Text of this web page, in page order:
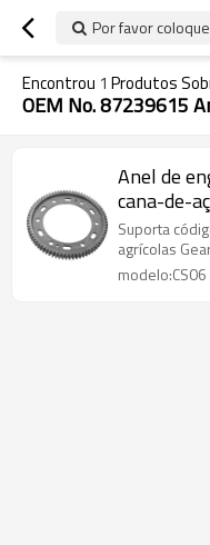
Por favor
Encontrou 1 Produtos
OEM No. 87239615
Anel de
cana-de-
A8800
Suporta
agrícolas
modelo:CS06